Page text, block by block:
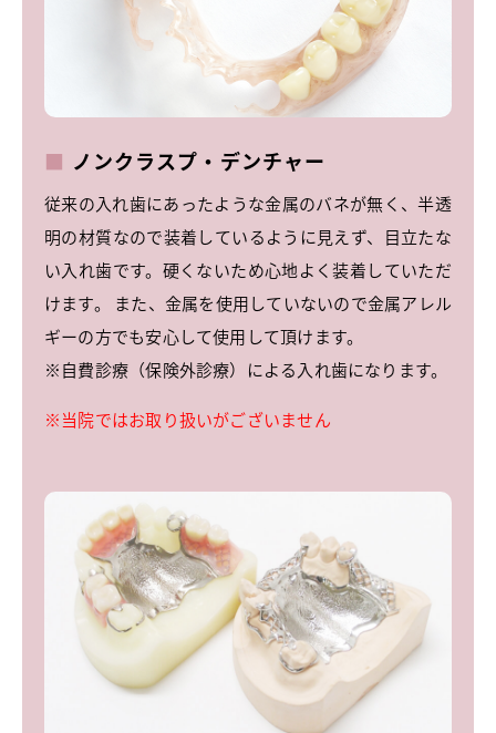
ノンクラスプ・デンチャー
従来の入れ歯にあったような金属のバネが無く、半透
明の材質なので装着しているように見えず、目立たな
い入れ歯です。硬くないため心地よく装着していただ
けます。 また、金属を使用していないので金属アレル
ギーの方でも安心して使用して頂けます。
※自費診療（保険外診療）による入れ歯になります。
※当院ではお取り扱いがございません